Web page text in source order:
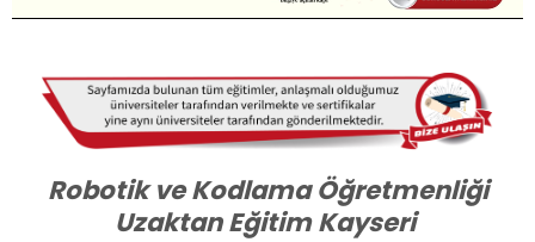
Robotik ve Kodlama Öğretmenliği
Uzaktan Eğitim Kayseri